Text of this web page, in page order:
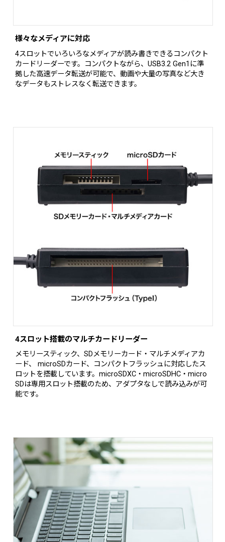
様々なメディアに対応
4スロットでいろいろなメディアが読み書きできるコンパクト
カードリーダーです。コンパクトながら、USB3.2 Gen1に準
拠した高速データ転送が可能で、動画や大量の写真など大き
なデータもストレスなく転送できます。
4スロット搭載のマルチカードリーダー
メモリースティック、SDメモリーカード・マルチメディアカ
ード、 microSDカード、コンパクトフラッシュに対応したス
ロットを搭載しています。microSDXC・microSDHC・micro
SDは専用スロット搭載のため、アダプタなしで読み込みが可
能です。